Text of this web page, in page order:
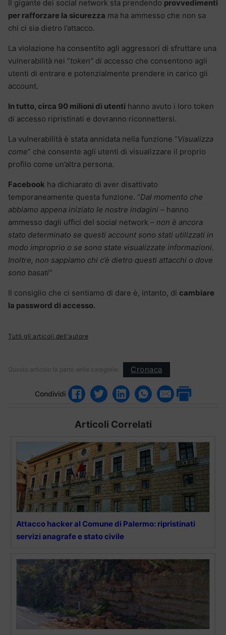
Il gigante dei social network sta prendendo provvedimenti
per rafforzare la sicurezza ma ha ammesso che non sa
chi ci sia dietro l’attacco.
La violazione ha consentito agli aggressori di sfruttare una
vulnerabilità nei “token” di accesso che consentono agli
utenti di entrare e potenzialmente prendere in carico gli
account.
In tutto, circa 90 milioni di utenti hanno avuto i loro token
di accesso ripristinati e dovranno riconnettersi.
La vulnerabilità è stata annidata nella funzione “Visualizza
come” che consente agli utenti di visualizzare il proprio
profilo come un’altra persona.
Facebook ha dichiarato di aver disattivato
temporaneamente questa funzione. “Dal momento che
abbiamo appena iniziato le nostre indagini – hanno
ammesso dagli uffici del social network – non è ancora
stato determinato se questi account sono stati utilizzati in
modo improprio o se sono state visualizzate informazioni.
Inoltre, non sappiamo chi c’è dietro questi attacchi o dove
sono basati”
Il consiglio che ci sentiamo di dare è, intanto, di cambiare
la password di accesso.
Tutti gli articoli dell'autore
Questo articolo fa parte delle categorie: Cronaca
Condividi
Articoli Correlati
Attacco hacker al Comune di Palermo: ripristinati
servizi anagrafe e stato civile